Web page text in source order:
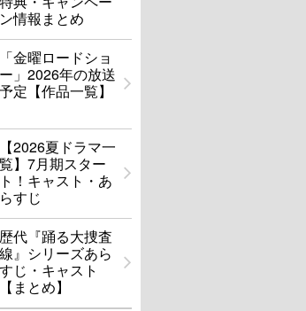
ン情報まとめ
「金曜ロードショ
ー」2026年の放送
予定【作品一覧】
【2026夏ドラマ一
覧】7月期スター
ト！キャスト・あ
らすじ
歴代『踊る大捜査
線』シリーズあら
すじ・キャスト
【まとめ】